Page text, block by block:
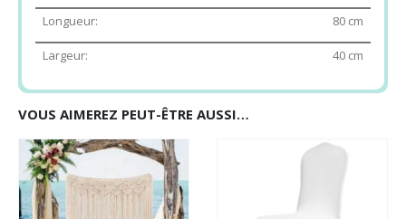
Longueur: 80 cm
Largeur: 40 cm
VOUS AIMEREZ PEUT-ÊTRE AUSSI…